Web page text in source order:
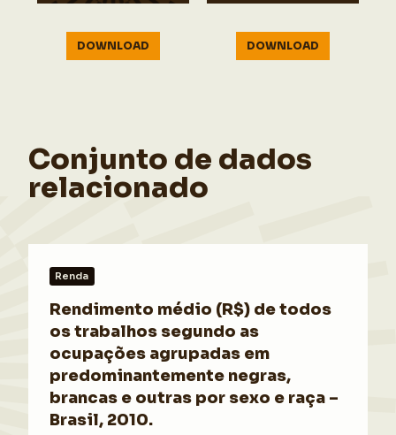
DOWNLOAD DOWNLOAD
Conjunto de dados
relacionado
Renda
Rendimento médio (R$) de todos
os trabalhos segundo as
ocupações agrupadas em
predominantemente negras,
brancas e outras por sexo e raça –
Brasil, 2010.